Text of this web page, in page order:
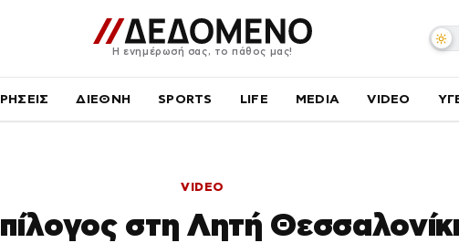
Η ενημέρωσή σας, το πάθος μας!
ΔΙΕΘΝΗ SPORTS LIFE MEDIA VIDEO
VIDEO
στη Λητή